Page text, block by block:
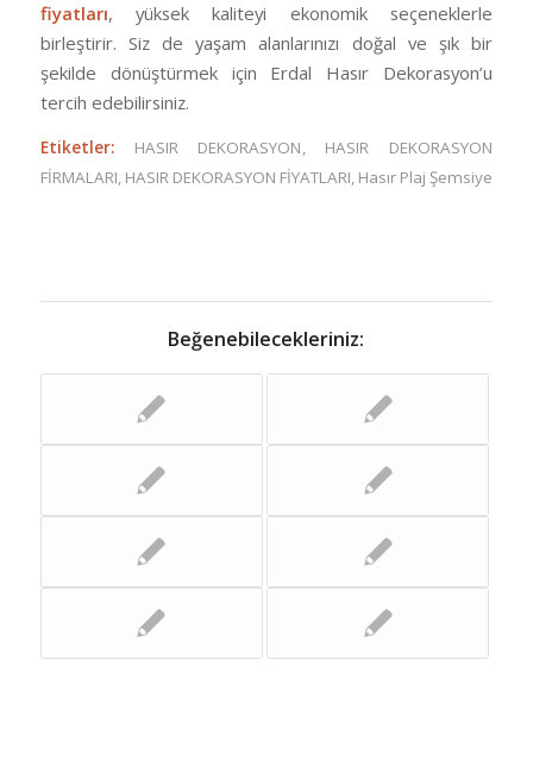
fiyatları, yüksek kaliteyi ekonomik seçeneklerle
birleştirir. Siz de yaşam alanlarınızı doğal ve şık bir
şekilde dönüştürmek için Erdal Hasır Dekorasyon’u
tercih edebilirsiniz.
Etiketler: HASIR DEKORASYON, HASIR DEKORASYON
FİRMALARI, HASIR DEKORASYON FİYATLARI, Hasır Plaj Şemsiye
Beğenebilecekleriniz: